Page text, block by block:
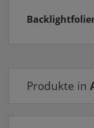
Produkte in